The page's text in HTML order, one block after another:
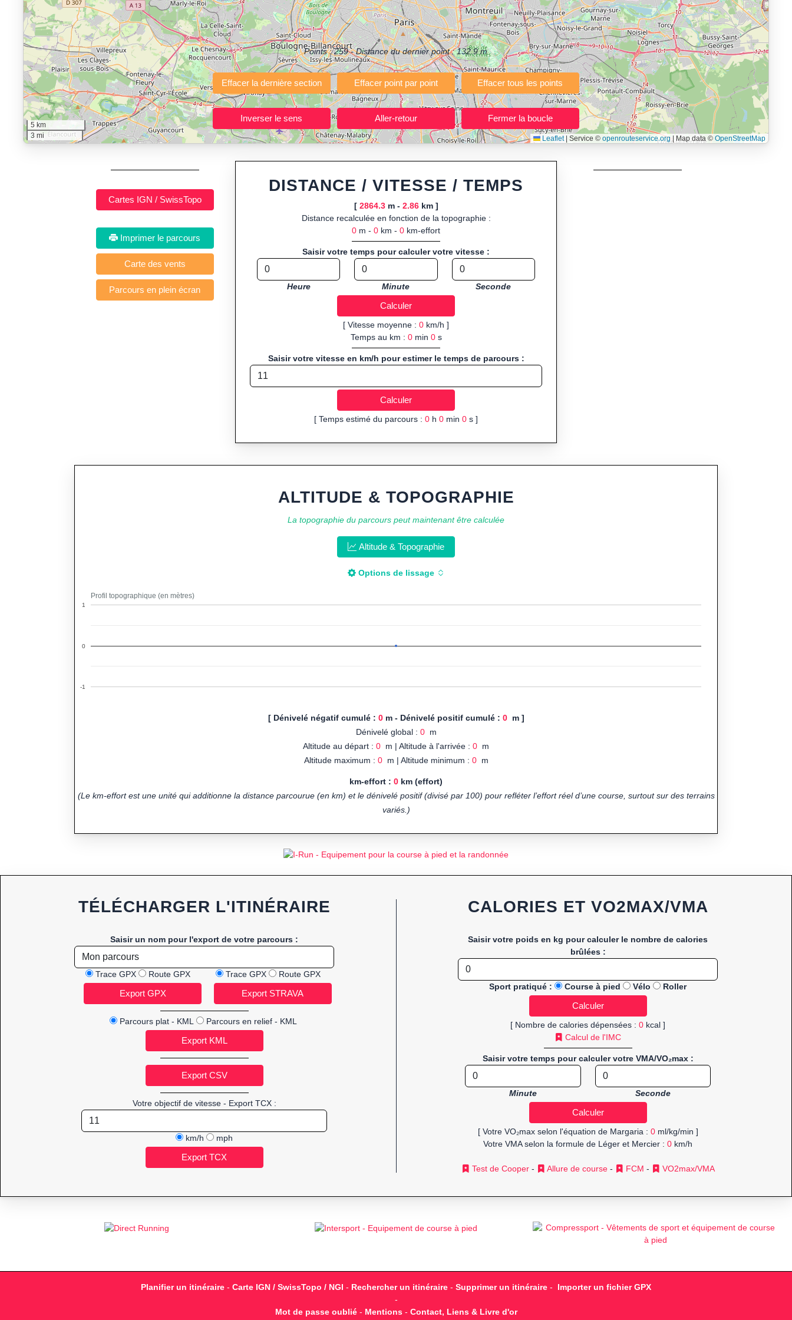
(Course à pied, Vélo, Randonnée, Roller...)
"Calcul d'itinéraires"est un outil gratuit et sans inscription permettant de planifier et analyser vos parcours sportifs (jogging, course à pied, vélo, VTT, randonnée, roller, équitation) directement dans
votre navigateur.
Fonctionnalités principales :
tracé interactif point par point ou import de fichier GPX, calcul instantané de la distance (ajustée à la topographie), de la vitesse et du temps estimé, profil d’élévation
avec options de lissage, export en trace GPX, route GPX, KML (plat ou relief) et TCX, ainsi que calculs intégrés de calories dépensées, de VO₂max/VMA et d’IMC.
Public cible :
strong> sportifs de loisir et compétiteurs préparant entraînements et parcours, organisateurs d’événements partageant leurs itinéraires, et utilisateurs de GPS souhaitant charger leurs
trajets à l’avance.
Sports et activités disponibles :Footing (jogging), course à pied, cyclisme (vélo), VTT, randonnée, roller et équitation.
Points :259- Distance du dernier point :132.9m
5 km
3 mi
Leaflet Service ©openrouteservice.org | Map data ©OpenStreetMap
Imprimer le parcours
DISTANCE / VITESSE / TEMPS
[ 2864.3m - 2.86km ]
Distance recalculée en fonction de la topographie :
0 m - 0 km - 0 km-effort
Saisir votre temps pour calculer votre vitesse :
Heure Minute Seconde
[ Vitesse moyenne : 0 km/h ]
Temps au km : 0min 0s
Saisir votre vitesse en km/h pour estimer le temps de parcours :
[ Temps estimé du parcours : 0 h 0 min 0 s ]
ALTITUDE & TOPOGRAPHIE
La topographie du parcours peut maintenant être calculée
Altitude & Topographie
Options de lissage
Profil topographique (en mètres)
-1
0
1
[ Dénivelé négatif cumulé : 0m - Dénivelé positif cumulé : 0m ]
Dénivelé global : 0m
Altitude au départ : 0 m | Altitude à l'arrivée : 0 m
Altitude maximum : 0m | Altitude minimum : 0m
km-effort : 0 km (effort)
(Le km-effort est une unité qui additionne la distance parcourue (en km) et le dénivelé positif (divisé par 100) pour refléter l’effort réel d’une course, surtout sur des terrains
variés.)
TÉLÉCHARGER L'ITINÉRAIRE
Saisir un nom pour l'export de votre parcours :
Trace GPX Route GPX Trace GPX Route GPX
Parcours plat - KML Parcours en relief - KML
Votre objectif de vitesse - Export TCX :
km/h mph
CALORIES ET VO2MAX/VMA
Saisir votre poids en kg pour calculer le nombre de calories
brûlées :
Sport pratiqué : Course à pied Vélo Roller
[ Nombre de calories dépensées : 0 kcal ]
Calcul de l'IMC
Saisir votre temps pour calculer votre VMA/VO₂max :
Minute Seconde
[ Votre VO₂max selon l'équation de Margaria : 0ml/kg/min ]
Votre VMA selon la formule de Léger et Mercier : 0 km/h
Test de Cooper- Allure de course- FCM - VO2max/VMA
Planifier un itinéraire - Carte IGN / SwissTopo / NGI - Rechercher un itinéraire - Supprimer un itinéraire - Importer un fichier GPX
-
Mot de passe oublié- Mentions- Contact, Liens & Livre d'or